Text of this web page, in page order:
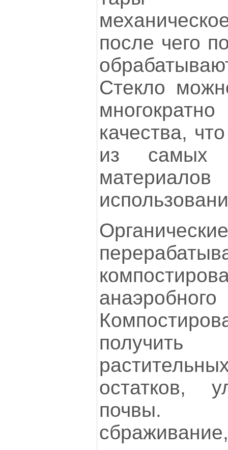
после чего
Стекло
качества,
из самых
получить
остатков,
почвы.